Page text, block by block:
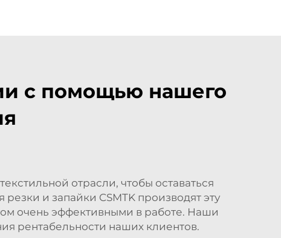
с помощью нашего
отрасли, чтобы оставаться
и запайки CSMTK производят эту
очень эффективными в работе. Наши
рентабельности наших клиентов.